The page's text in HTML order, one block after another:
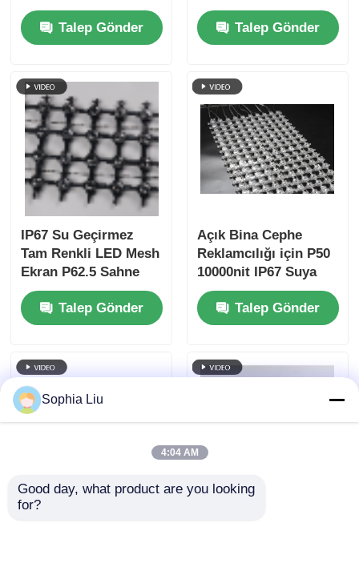
Yaratıcı Projeler için
Ultra Hafif Dış Mekan
Büyük Ekran
Talep Gönder
Tasarrufu Düşük
Güçlü Dış LED Mesh
Ekranı
Talep Gönder
IP67 Su Geçirmez
Tam Renkli LED Mesh
Ekran P62.5 Sahne
Tasarımı ve Bina
Dekorasyonu için Dış
Mekan Esnek Örgü
Talep Gönder
Açık Bina Cephe
Reklamcılığı için P50
10000nit IP67 Suya
Dayanıklı RGB LED
Mesh EkranTalep Gönder
Sophia Liu
4:04 AM
Good day, what product are you looking
for?